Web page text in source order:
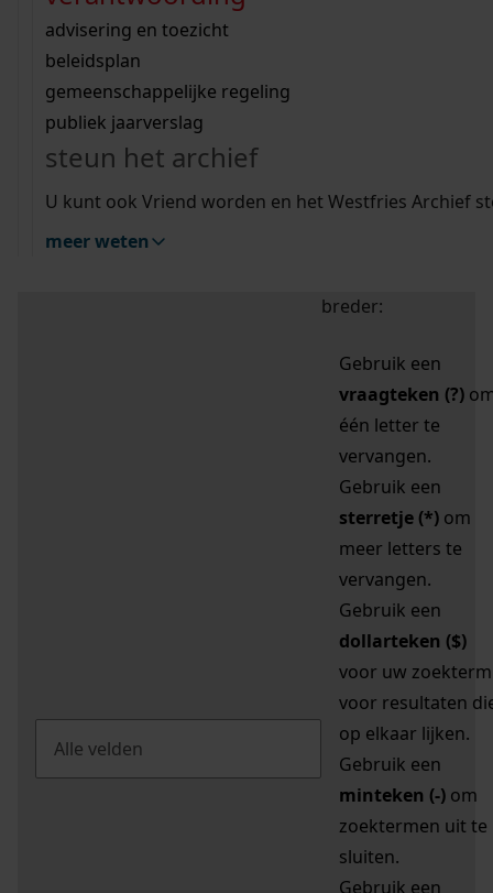
bouwvergunningen
omgevingsvergunningen
vergunningen
beeld en geluid
uitleg nodig?
Wij helpen u op weg met een aantal zoektips.
bekijk alle zoektips
Wij helpen u op weg met een aantal zoektips.
bekijk alle zoektips
bekijk ons geschiedenislokaal
advisering en toezicht
beleidsplan
gemeenschappelijke regeling
publiek jaarverslag
steun het archief
U kunt ook Vriend worden en het Westfries Archief
meer weten
zoektips
Mijn Studiezaal (inloggen)
uw zoekopdracht te
breder:
Gebruik een
vraagteken (?)
één letter te
vervangen.
Gebruik een
sterretje (*) om
meer letters te
vervangen.
Gebruik een
dollarteken ($)
voor uw zoekterm
voor resultaten
op elkaar lijken.
Gebruik een
minteken (-) om
zoektermen uit te
sluiten.
Gebruik een